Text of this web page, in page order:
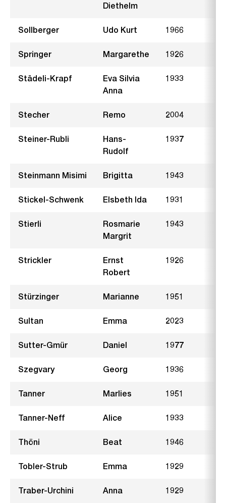
Diethelm
Sollberger Udo Kurt 1966
Springer Margarethe 1926
Städeli-Krapf
Eva Silvia
Anna
1933
Stecher Remo 2004
Steiner-Rubli
Hans-
Rudolf
1937
Steinmann Misimi Brigitta 1943
Stickel-Schwenk Elsbeth Ida 1931
Stierli
Rosmarie
Margrit
1943
Strickler
Ernst
Robert
1926
Stürzinger Marianne 1951
Sultan Emma 2023
Sutter-Gmür Daniel 1977
Szegvary Georg 1936
Tanner Marlies 1951
Tanner-Neff Alice 1933
Thöni Beat 1946
Tobler-Strub Emma 1929
Traber-Urchini Anna 1929